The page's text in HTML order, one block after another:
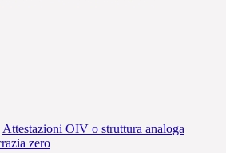
Attestazioni OIV o struttura analoga
zero